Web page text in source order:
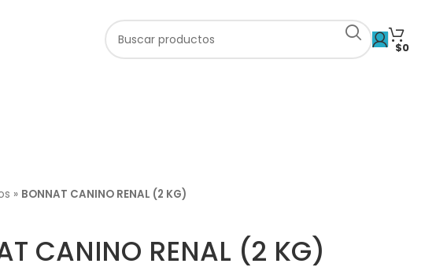
$0
» BONNAT CANINO RENAL (2 KG)
CANINO RENAL (2 KG)